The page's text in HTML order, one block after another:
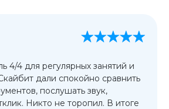
4/4 для регулярных занятий и
дали спокойно сравнить
послушать звук,
Никто не торопил. В итоге